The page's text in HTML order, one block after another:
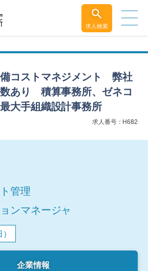
求人検索
備コストマネジメント 弊社
あり 積算事務所、ゼネコ
大手組織設計事務所
求人番号：H682
管理
ンマネージャ
企業情報